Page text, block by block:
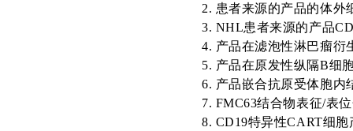
2. 患者来源的产品的体外
3. NHL患者来源的产品
4. 产品在滤泡性淋巴瘤衍
5. 产品在原发性纵隔B细
6. 产品嵌合抗原受体胞内
7. FMC63结合物表征/表
8. CD19特异性CART细胞